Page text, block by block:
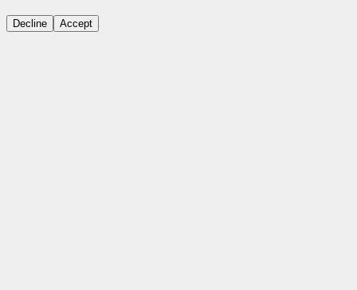
Decline Accept